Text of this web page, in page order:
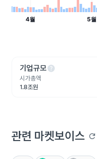
기업규모help
시가총액
1.8조원
관련 마켓보이스 refresh